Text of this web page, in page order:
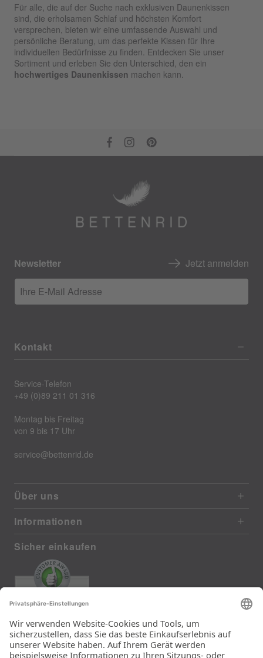
Für alle, die auf der Suche nach exklusiven Daunenkissen
sind, die erholsamen Schlaf und höchsten Komfort
versprechen, bieten wir eine umfassende Auswahl und
persönliche Beratung, um das perfekte Kissen für Ihre
individuellen Bedürfnisse zu finden. Entdecken Sie unser
Sortiment und erleben Sie den Unterschied, den ein
hochwertiges Daunenkissen machen kann.
Newsletter Jetzt anmelden
Ihre E-Mail Adresse
Kontakt
Service-Telefon
+49 (0)89 211 01 316
Montag bis Freitag
von 9 bis 17 Uhr
service@bettenrid.de
Über uns
Informationen
Sicher einkaufen
385 reviews from real customers
(last 12 months)
Total: 11283
Die Auswahl und die
Einfachheit der